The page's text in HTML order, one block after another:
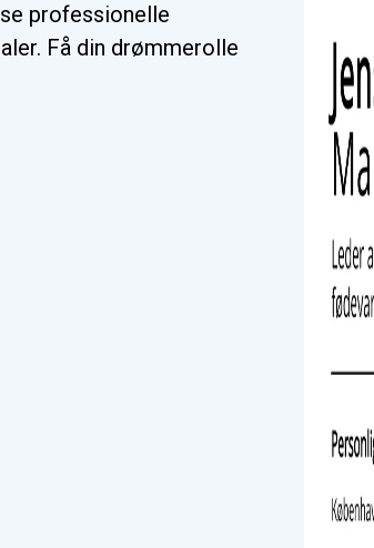
professionelle
Få din drømmerolle